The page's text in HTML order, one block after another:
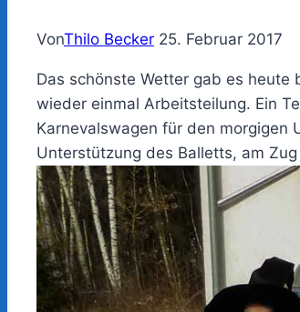
VonThilo Becker 25. Februar 2017
Das schönste Wetter gab es heute
wieder einmal Arbeitsteilung. Ein
Karnevalswagen für den morgigen
Unterstützung des Balletts, am